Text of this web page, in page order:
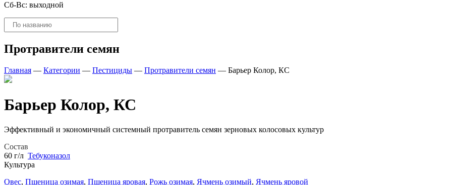
Сб-Вс: выходной
Поиск
товаров
Протравители семян
Главная — Категории — Пестициды — Протравители семян — Барьер Колор, КС
Барьер Колор, КС
Эффективный и экономичный системный протравитель семян зерновых колосовых культур
Состав
60 г/л Тебуконазол
Культура
Овес, Пшеница озимая, Пшеница яровая, Рожь озимая, Ячмень озимый, Ячмень яровой